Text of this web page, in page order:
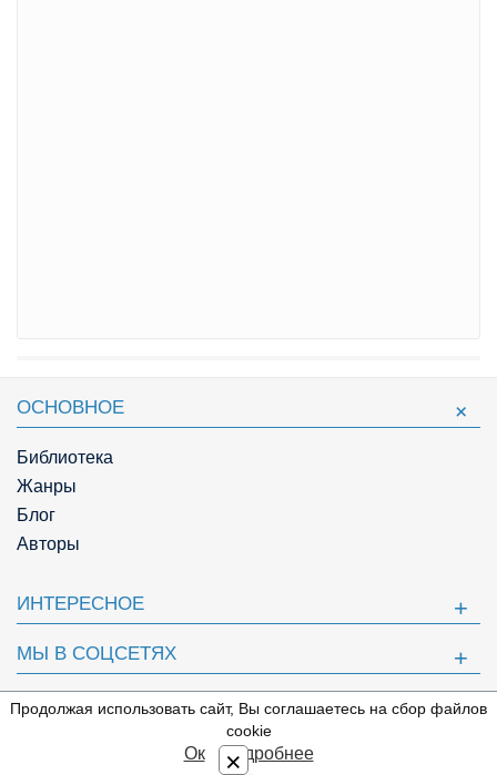
⇩
ОСНОВНОЕ
Библиотека
Жанры
Блог
Авторы
ИНТЕРЕСНОЕ
МЫ В СОЦСЕТЯХ
ПОЛЕЗНОЕ
Продолжая использовать сайт, Вы соглашаетесь на сбор файлов
cookie
Ок Подробнее
×